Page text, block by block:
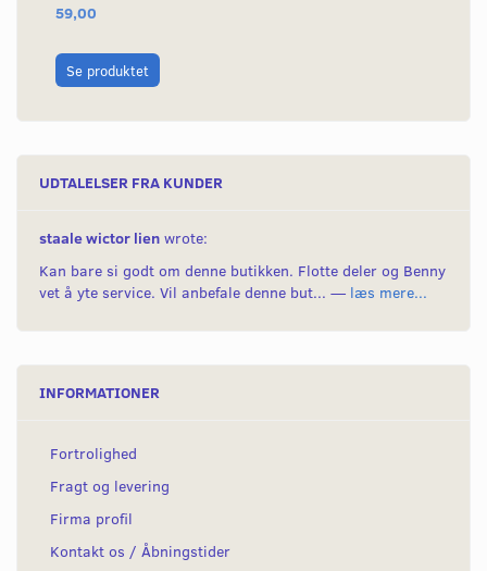
59,00
Se produktet
UDTALELSER FRA KUNDER
staale wictor lien wrote:
Kan bare si godt om denne butikken. Flotte deler og Benny
vet å yte service. Vil anbefale denne but... — læs mere...
INFORMATIONER
Fortrolighed
Fragt og levering
Firma profil
Kontakt os / Åbningstider